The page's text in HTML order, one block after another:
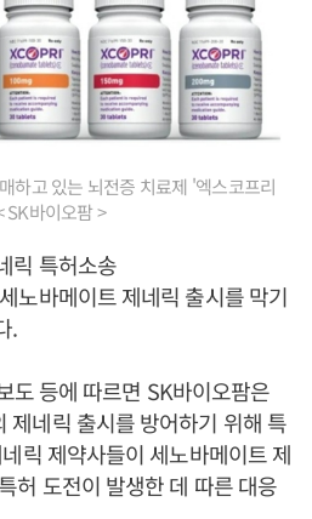
하고 있는 뇌전증 치료제 '엑스코프리
SK바이오팜 >
릭 특허소송
노바메이트 제네릭 출시를 막기
.
도 등에 따르면 SK바이오팜은
제네릭 출시를 방어하기 위해 특
릭 제약사들이 세노바메이트 제
허 도전이 발생한 데 따른 대응